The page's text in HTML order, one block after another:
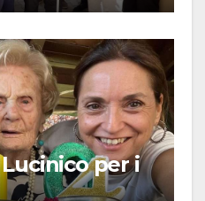
per i